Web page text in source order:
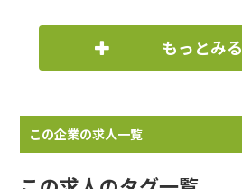
もっとみる
この企業の求人一覧